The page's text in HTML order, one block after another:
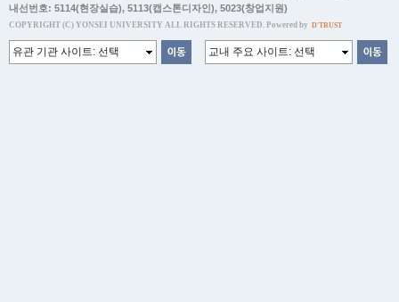
내선번호: 5114(현장실습), 5113(캡스톤디자인), 5023(창업지원)
COPYRIGHT (C) YONSEI UNIVERSITY ALL RIGHTS RESERVED. Powered by D'TRUST